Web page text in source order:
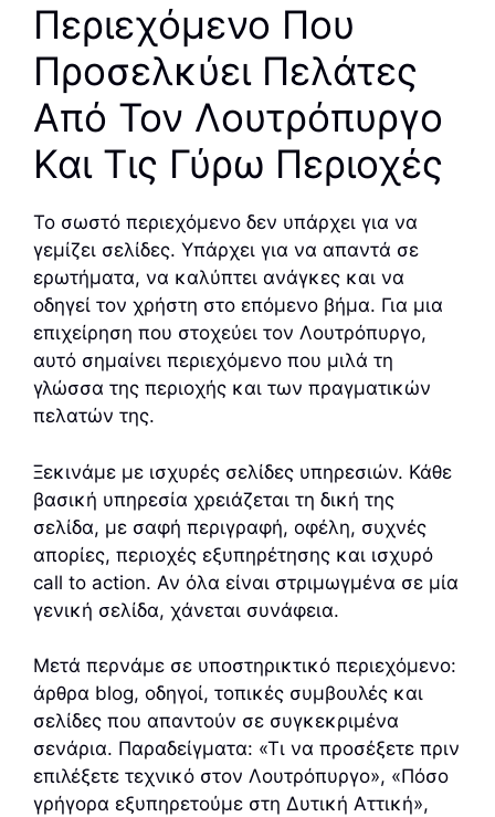
Περιεχόμενο Που
Προσελκύει Πελάτες
Από Τον Λουτρόπυργο
Και Τις Γύρω Περιοχές
Το σωστό περιεχόμενο δεν υπάρχει για να
γεμίζει σελίδες. Υπάρχει για να απαντά σε
ερωτήματα, να καλύπτει ανάγκες και να
οδηγεί τον χρήστη στο επόμενο βήμα. Για μια
επιχείρηση που στοχεύει τον Λουτρόπυργο,
αυτό σημαίνει περιεχόμενο που μιλά τη
γλώσσα της περιοχής και των πραγματικών
πελατών της.
Ξεκινάμε με ισχυρές σελίδες υπηρεσιών. Κάθε
βασική υπηρεσία χρειάζεται τη δική της
σελίδα, με σαφή περιγραφή, οφέλη, συχνές
απορίες, περιοχές εξυπηρέτησης και ισχυρό
call to action. Αν όλα είναι στριμωγμένα σε μία
γενική σελίδα, χάνεται συνάφεια.
Μετά περνάμε σε υποστηρικτικό περιεχόμενο:
άρθρα blog, οδηγοί, τοπικές συμβουλές και
σελίδες που απαντούν σε συγκεκριμένα
σενάρια. Παραδείγματα: «Τι να προσέξετε πριν
επιλέξετε τεχνικό στον Λουτρόπυργο», «Πόσο
γρήγορα εξυπηρετούμε στη Δυτική Αττική»,